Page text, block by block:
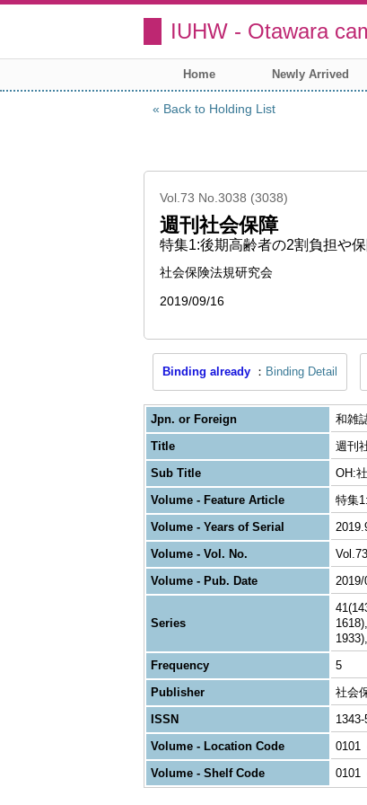
IUHW - Otawara
Home Newly Arrived
Back to Holding List
Vol.73 No.3038 (3038)
週刊社会保障
特集1:後期高齢者の2割負担や
社会保険法規研究会
2019/09/16
Binding already Binding Detail
Jpn. or Foreign
和雑
Title
週刊
Sub Title
OH:
Volume - Feature Article
特集
Volume - Years of Serial
Volume - Vol. No.
Volume - Pub. Date
2019/
Series
Frequency
5
Publisher
社会
ISSN
Volume - Location Code
0101
Volume - Shelf Code
0101